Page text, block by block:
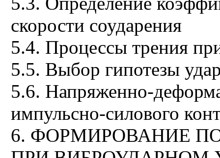
скорости соударения
5.4. Процессы трения
5.5. Выбор гипотезы
5.6. Напряженно-
импульсно-силового
6. ФОРМИРОВАНИЕ